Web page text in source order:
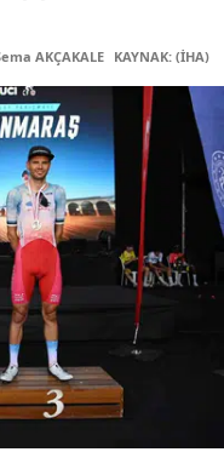
AKÇAKALE KAYNAK: (İHA)